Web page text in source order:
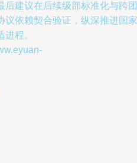
后建议在后续级部标准化与跨团
议依赖契合验证，纵深推进国家
程。